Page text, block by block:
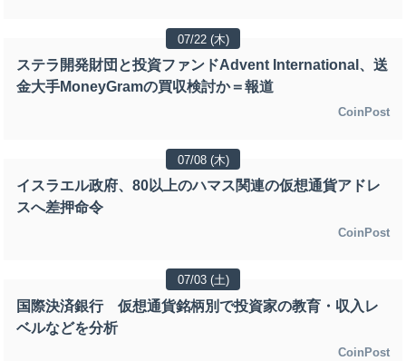
07/22 (木)
ステラ開発財団と投資ファンドAdvent International、送
金大手MoneyGramの買収検討か＝報道
CoinPost
07/08 (木)
イスラエル政府、80以上のハマス関連の仮想通貨アドレ
スへ差押命令
CoinPost
07/03 (土)
国際決済銀行 仮想通貨銘柄別で投資家の教育・収入レ
ベルなどを分析
CoinPost